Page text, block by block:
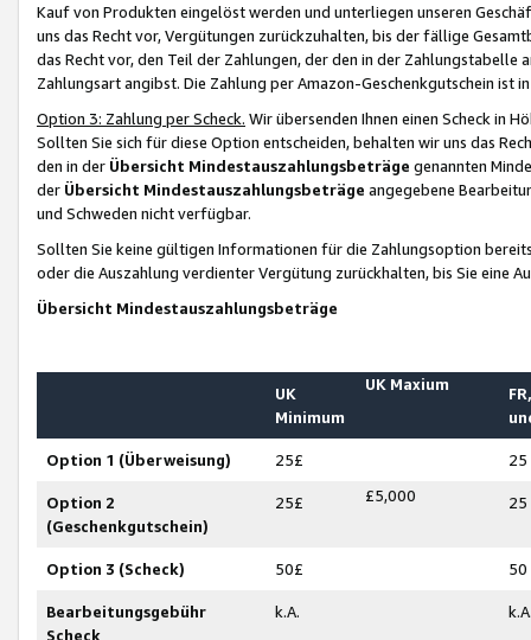
Kauf von Produkten eingelöst werden und unterliegen unseren
uns das Recht vor, Vergütungen zurückzuhalten, bis der fällige
das Recht vor, den Teil der Zahlungen, der den in der
Zahlungsart angibst. Die Zahlung per Amazon-Geschenkgutschein ist
Option 3: Zahlung per Scheck. Wir übersenden Ihnen einen Scheck in
Sollten Sie sich für diese Option entscheiden, behalten wir uns das
den in der Übersicht Mindestauszahlungsbeträge genannten
der Übersicht Mindestauszahlungsbeträge angegebene
und Schweden nicht verfügbar.
Sollten Sie keine gültigen Informationen für die Zahlungsoption
oder die Auszahlung verdienter Vergütung zurückhalten, bis Sie
Übersicht Mindestauszahlungsbeträge
UK
Minimum
UK Maxium
Option 1 (Überweisung) 25£ 25
Option 2
(Geschenkgutschein)
25£ £5,000 25
Option 3 (Scheck) 50£ 50
Bearbeitungsgebühr
Scheck
k.A.